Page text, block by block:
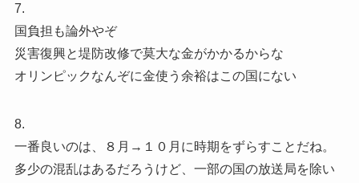
7.
国負担も論外やぞ
災害復興と堤防改修で莫大な金がかかるからな
オリンピックなんぞに金使う余裕はこの国にない
8.
一番良いのは、８月→１０月に時期をずらすことだね。
多少の混乱はあるだろうけど、一部の国の放送局を除い